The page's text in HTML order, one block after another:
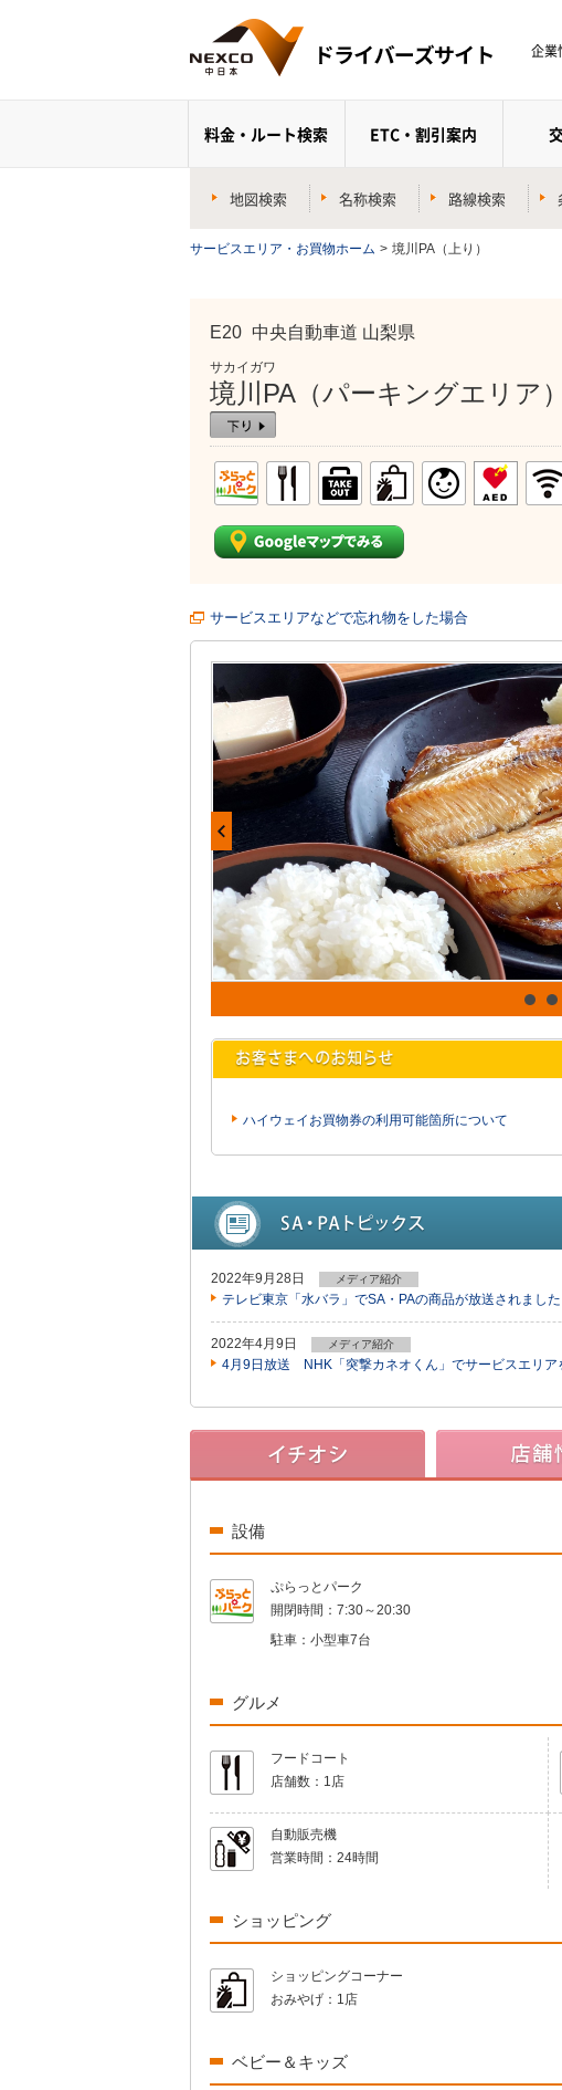
企業
料金・ルート検索 ETC・割引案内
地図検索 名称検索 路線検索
サービスエリア・お買物ホーム > 境川PA（上り）
E20 中央自動車道 山梨県
サカイガワ
境川PA（パーキングエリア
サービスエリアなどで忘れ物をした場合
ハイウェイお買物券の利用可能箇所について
2022年9月28日 メディア紹介
テレビ東京「水バラ」でSA・PAの商品が放送されました
2022年4月9日 メディア紹介
4月9日放送 NHK「突撃カネオくん」でサービスエリア
設備
ぷらっとパーク
開閉時間： 7:30～20:30
駐車： 小型車7台
グルメ
フードコート
店舗数： 1店
自動販売機
営業時間： 24時間
ショッピング
ショッピングコーナー
おみやげ： 1店
ベビー＆キッズ